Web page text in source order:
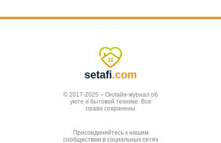
setafi.com
© 2017-2025 – Онлайн-журнал об
уюте и бытовой технике. Все
права сохранены
Присоединяйтесь к нашим
сообществам в социальных сетях